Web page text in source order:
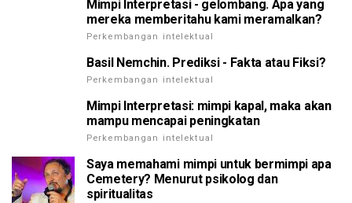
Mimpi Interpretasi - gelombang. Apa yang
mereka memberitahu kami meramalkan?
Perkembangan intelektual
Basil Nemchin. Prediksi - Fakta atau Fiksi?
Perkembangan intelektual
Mimpi Interpretasi: mimpi kapal, maka akan
mampu mencapai peningkatan
Perkembangan intelektual
Saya memahami mimpi untuk bermimpi apa
Cemetery? Menurut psikolog dan
spiritualitas